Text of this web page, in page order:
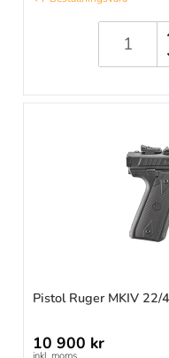
Pistol Ruger MKIV 22/
10 900 kr